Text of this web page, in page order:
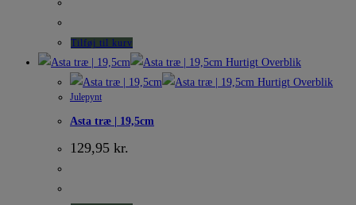
Tilføj til kurv
Hurtigt Overblik
Hurtigt Overblik
Julepynt
Asta træ | 19,5cm
129,95 kr.